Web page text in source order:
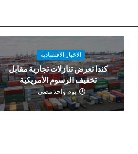
الاخبار الاقتصادية
كندا تعرض تنازلات تجارية مقابل
تخفيف الرسوم الأمريكية
يوم واحد مضى